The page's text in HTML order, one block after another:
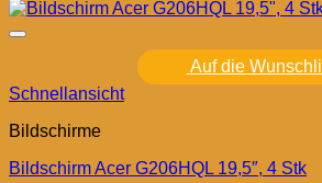
Auf die
Schnellansicht
Bildschirme
Bildschirm Acer G206HQL 19,5″, 4 Stk